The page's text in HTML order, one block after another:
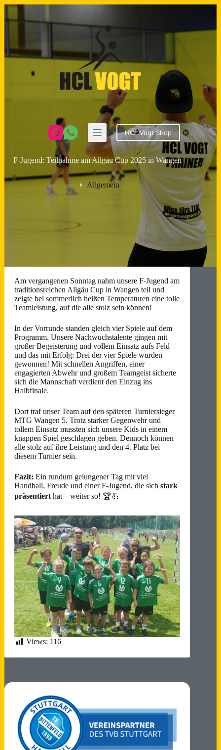
Zum
Inhalt
HCL Vogt Shop
F-Jugend: Teilnahme am Allgäu Cup 2025 in Wangen
Allgemein
Am vergangenen Sonntag nahm unsere F-Jugend am
traditionsreichen Allgäu Cup in Wangen teil und
zeigte bei sommerlich heißen Temperaturen eine tolle
Teamleistung, auf die alle stolz sein können!
In der Vorrunde standen gleich vier Spiele auf dem
Programm. Unsere Nachwuchstalente gingen mit
großer Begeisterung und vollem Einsatz aufs Feld –
und das mit Erfolg: Drei der vier Spiele wurden
gewonnen! Mit schnellen Angriffen, einer
engagierten Abwehr und großem Teamgeist sicherte
sich die Mannschaft verdient den Einzug ins
Halbfinale.
Dort traf unser Team auf den späteren Turniersieger
MTG Wangen 5. Trotz starker Gegenwehr und
tollem Einsatz mussten sich unsere Kids in einem
knappen Spiel geschlagen geben. Dennoch können
alle stolz auf ihre Leistung und den 4. Platz bei
diesem Turnier sein.
Fazit: Ein rundum gelungener Tag mit viel
Handball, Freude und einer F-Jugend, die sich stark
präsentiert hat – weiter so! 🏆💪
Views: 116